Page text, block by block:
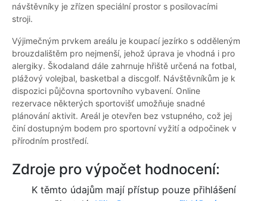
návštěvníky je zřízen speciální prostor s posilovacími
stroji.
Výjimečným prvkem areálu je koupací jezírko s odděleným
brouzdalištěm pro nejmenší, jehož úprava je vhodná i pro
alergiky. Škodaland dále zahrnuje hřiště určená na fotbal,
plážový volejbal, basketbal a discgolf. Návštěvníkům je k
dispozici půjčovna sportovního vybavení. Online
rezervace některých sportovišť umožňuje snadné
plánování aktivit. Areál je otevřen bez vstupného, což jej
činí dostupným bodem pro sportovní vyžití a odpočinek v
přírodním prostředí.
Zdroje pro výpočet hodnocení:
K těmto údajům mají přístup pouze přihlášení